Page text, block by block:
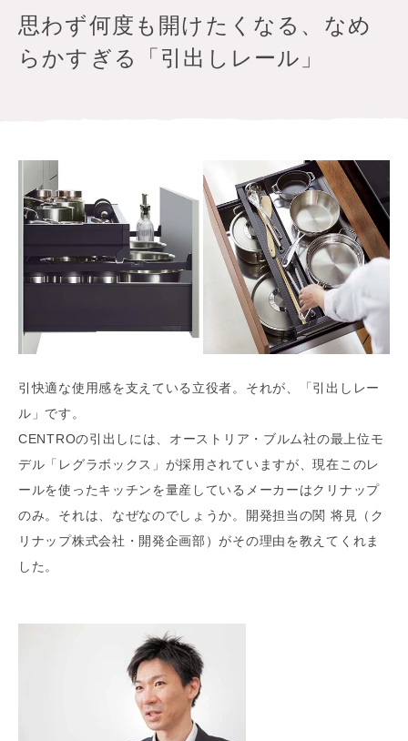
思わず何度も開けたくなる、なめ
らかすぎる「引出しレール」
引快適な使用感を支えている立役者。それが、「引出しレー
ル」です。
CENTROの引出しには、オーストリア・ブルム社の最上位モ
デル「レグラボックス」が採用されていますが、現在このレ
ールを使ったキッチンを量産しているメーカーはクリナップ
のみ。それは、なぜなのでしょうか。開発担当の関 将見（ク
リナップ株式会社・開発企画部）がその理由を教えてくれま
した。